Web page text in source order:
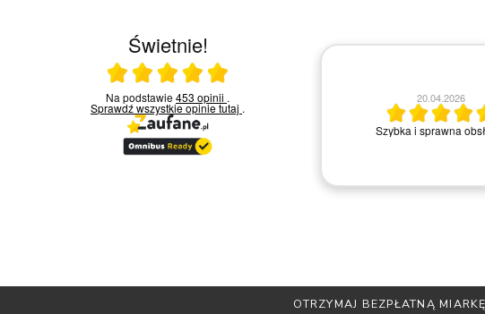
Świetnie!
Ocena średnia 5 na 5
Na podstawie453 opinii .
Sprawdź wszystkie opinietutaj .
30.04.2026
Fantastyczny salon - polecam
Dariusz U.
20.04.2026
Szybka i sprawna
OTRZYMAJ BEZPŁATNĄ